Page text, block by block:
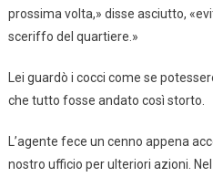
prossima volta,» disse asciutto,
sceriffo del quartiere.»
Lei guardò i cocci come se
che tutto fosse andato così storto.
L’agente fece un cenno appena
nostro ufficio per ulteriori azioni.